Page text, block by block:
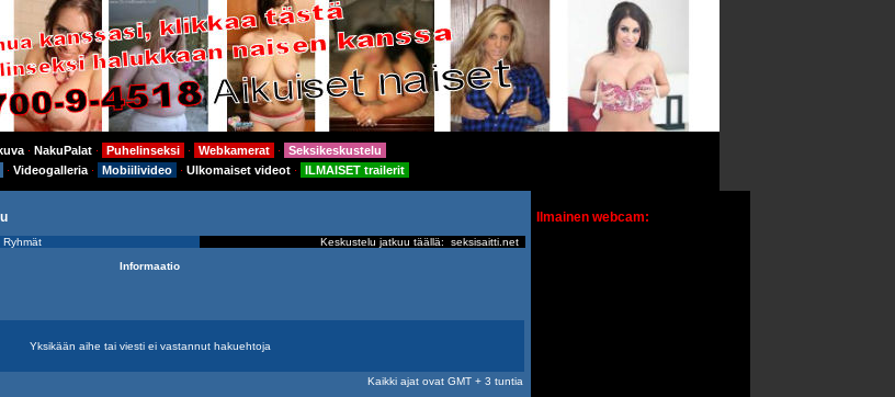
⋅ NakuPalat ⋅ Puhelinseksi ⋅ Webkamerat ⋅
Seksikeskustelu
⋅ Videogalleria ⋅ Mobiilivideo ⋅ Ulkomaiset videot ⋅ ILMAISET trailerit
Ryhmät Keskustelu jatkuu täällä: seksisaitti.net
Informaatio
Yksikään aihe tai viesti ei vastannut hakuehtoja
Kaikki ajat ovat GMT + 3 tuntia
Ilmainen webcam: